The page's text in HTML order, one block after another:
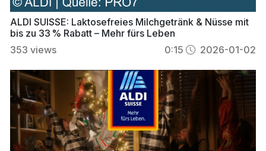
ALDI SUISSE: Laktosefreies Milchgetränk & Nüsse mit
bis zu 33 % Rabatt – Mehr fürs Leben
353 views 0:15 2026-01-02